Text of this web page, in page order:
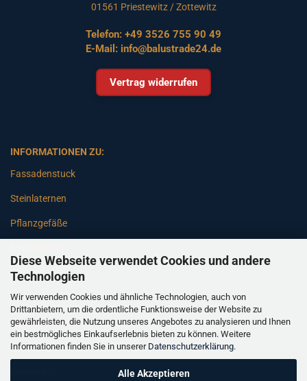
Diese Webseite verwendet Cookies und andere
Technologien
Wir verwenden Cookies und ähnliche Technologien, auch von
Drittanbietern, um die ordentliche Funktionsweise der Website zu
gewährleisten, die Nutzung unseres Angebotes zu analysieren und Ihnen
ein bestmögliches Einkaufserlebnis bieten zu können. Weitere
Informationen finden Sie in unserer Datenschutzerklärung.
Alle Akzeptieren
01561 Priestewitz / Zottewitz
Telefon: +49 3526 755 90 49
E-Mail: info@balustrade24.de
Vertrag widerrufen
INFORMATIONEN ZU:
Fassadenstuck
Steinlaternen
Pflanzgefäße
Gartenbänke
Pfeiler
Gartenbrunnen
Gartenfiguren